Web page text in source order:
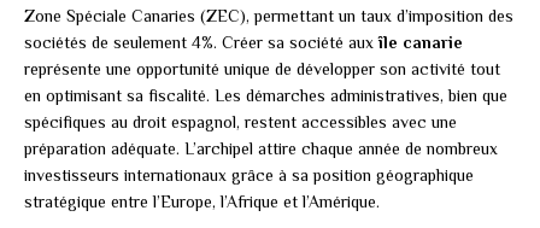
Zone Spéciale Canaries (ZEC), permettant un taux d’imposition des
sociétés de seulement 4%. Créer sa société auxîle canarie
représente une opportunité unique de développer son activité tout
en optimisant sa fiscalité. Les démarches administratives, bien que
spécifiques au droit espagnol, restent accessibles avec une
préparation adéquate. L’archipel attire chaque année de nombreux
investisseurs internationaux grâce à sa position géographique
stratégique entre l’Europe, l’Afrique et l’Amérique.